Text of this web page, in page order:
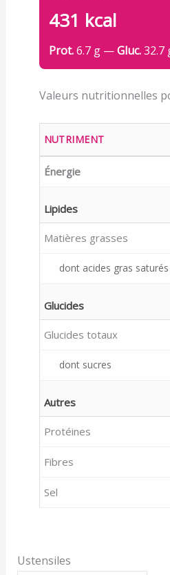
431 kcal
Prot.6.7 g —Gluc.32.7
Valeurs nutritionnelles
NUTRIMENT
Énergie
Lipides
Matières grasses
dont acides gras saturés
Glucides
Glucides totaux
dont sucres
Autres
Protéines
Fibres
Sel
Ustensiles